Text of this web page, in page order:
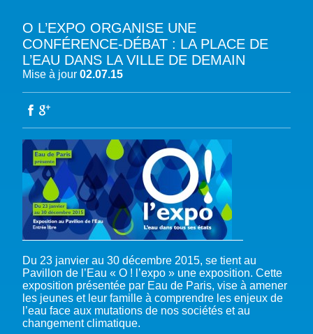
A PROPOS DU PFE
NOTRE MISSION
LES MEMBRES DU PFE
RÈGLEMENT DES COTISATIONS DES MEMBRES
DEVENIR MEMBRE
NOTRE GOUVERNANCE
NOTRE SECRÉTARIAT
NOTRE PLAIDOYER MULTI-ACTEUR
L’EAU DANS LES OBJECTIFS DU DÉVELOPPEMENT DURABLE (ODD)
EAU & CLIMAT
ACCÈS À LA WASH DANS LES CONTEXTES DE CRISES ET FRAGILITÉS
WASH ROAD MAP
CRISE UKRAINIENNE 2022
EAUX, SOLS, AGROÉCOLOGIE ET SÉCURITÉ ALIMENTAIRE
AUTRES EXPERTISES
ÉVÉNEMENTS
COP29 CLIMAT – BAKOU 2024
FORUM URBAIN MONDIAL – LE CAIRE 2024
COP16 BIODIVERSITÉ – CALI 2024
FORUM MONDIAL DE L’EAU – BALI 2024
COP28 CLIMAT – DUBAÏ 2023
TOUS LES ÉVÉNEMENTS
PRESSE
O L’EXPO ORGANISE UNE
CONFÉRENCE-DÉBAT : LA PLACE DE
L’EAU DANS LA VILLE DE DEMAIN
Mise à jour 02.07.15
Du 23 janvier au 30 décembre 2015, se tient au
Pavillon de l’Eau « O ! l’expo » une exposition. Cette
exposition présentée par Eau de Paris, vise à amener
les jeunes et leur famille à comprendre les enjeux de
l’eau face aux mutations de nos sociétés et au
changement climatique.